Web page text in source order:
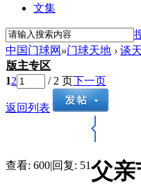
文集
中国门球网 »门球天地 › 谈
版主专区
12 / 2 页下一页
返回列表
查看: 600|回复: 51父亲